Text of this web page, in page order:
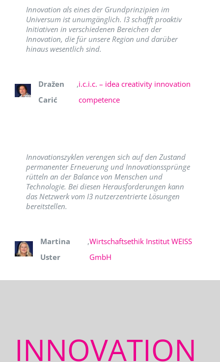
Innovation als eines der Grundprinzipien im
Universum ist unumgänglich. I3 schafft proaktiv
Initiativen in verschiedenen Bereichen der
Innovation, die für unsere Region und darüber
hinaus wesentlich sind.
Dražen
Carić
,i.c.i.c. – idea creativity innovation
competence
Innovationszyklen verengen sich auf den Zustand
permanenter Erneuerung und Innovationssprünge
rütteln an der Balance von Menschen und
Technologie. Bei diesen Herausforderungen kann
das Netzwerk vom I3 nutzerzentrierte Lösungen
bereitstellen.
Martina
Uster
,Wirtschaftsethik Institut WEISS
GmbH
INNOVATION